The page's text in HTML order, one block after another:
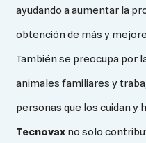
ayudando a aumentar la
obtención de más y
También se preocupa por
animales familiares y
personas que los cuidan y
Tecnovax no solo